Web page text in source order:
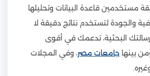
مستخدمين قاعدة البيانات وتحليلها
والجودة لتستخدم نتائج دقيقة لا
رسالتك البحثية، تدعمك في أقوى
بينها جامعات مصر، وفي المجلات